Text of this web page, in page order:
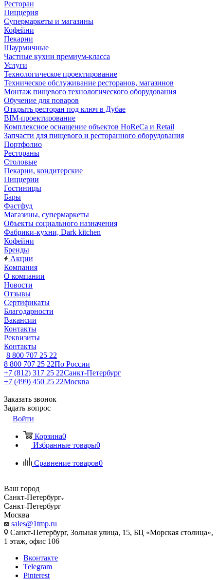
Ресторан
Пиццерия
Супермаркеты и магазины
Кофейни
Пекарни
Шаурмичные
Частные кухни премиум-класса
Услуги
Технологическое проектирование
Техническое обслуживание ресторанов, магазинов
Монтаж пищевого технологического оборудования
Обучение для поваров
Открыть ресторан под ключ в Дубае
BIM-проектирование
Комплексное оснащение объектов HoReCa и Retail
Запчасти для пищевого и ресторанного оборудования
Портфолио
Рестораны
Столовые
Пекарни, кондитерские
Пиццерии
Гостиницы
Бары
Фастфуд
Магазины, супермаркеты
Объекты социального назначения
Фабрики-кухни, Dark kitchen
Кофейни
Бренды
Акции
Компания
О компании
Новости
Отзывы
Сертификаты
Благодарности
Вакансии
Контакты
Реквизиты
Контакты
8 800 707 25 22
8 800 707 25 22По России
+7 (812) 317 25 22Санкт-Петербург
+7 (499) 450 25 22Москва
Заказать звонок
Задать вопрос
Войти
Корзина0
Избранные товары0
Сравнение товаров0
Ваш город
Санкт-Петербург
Санкт-Петербург
Москва
sales@1tmp.ru
Санкт-Петербург, Зольная улица, 15, БЦ «Морская столица»,
1 этаж, офис 106
Вконтакте
Telegram
Pinterest